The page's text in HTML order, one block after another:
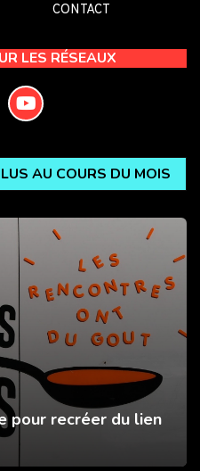
CONTACT
LES RÉSEAUX
AU COURS DU MOIS
pour recréer du lien